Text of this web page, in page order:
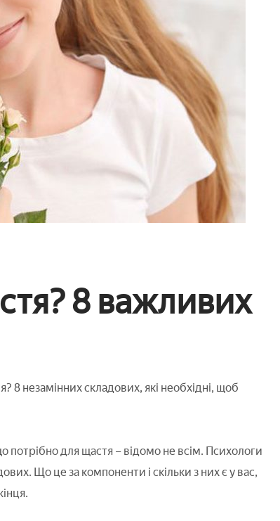
8 важливих
8 незамінних складових, які необхідні, щоб
для щастя – відомо не всім. Психологи
Що це за компоненти і скільки з них є у вас,